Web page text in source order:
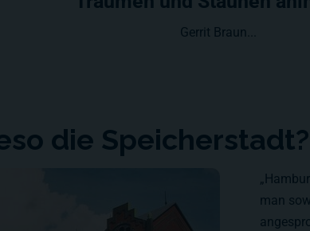
Gerrit Braun...
die Speicherstadt?
man